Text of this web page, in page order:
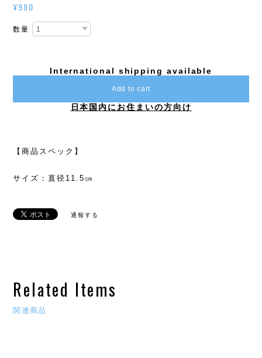
¥980
数量
International shipping available
Add to cart
日本国内にお住まいの方向け
【商品スペック】
サイズ：直径11.5㎝
通報する
Related Items
関連商品